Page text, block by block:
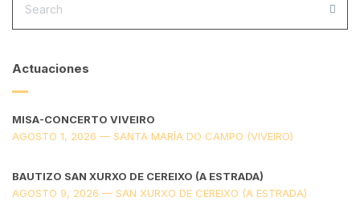
FOR:
Actuaciones
MISA-CONCERTO VIVEIRO
AGOSTO 1, 2026 — SANTA MARÍA DO CAMPO (VIVEIRO)
BAUTIZO SAN XURXO DE CEREIXO (A ESTRADA)
AGOSTO 9, 2026 — SAN XURXO DE CEREIXO (A ESTRADA)